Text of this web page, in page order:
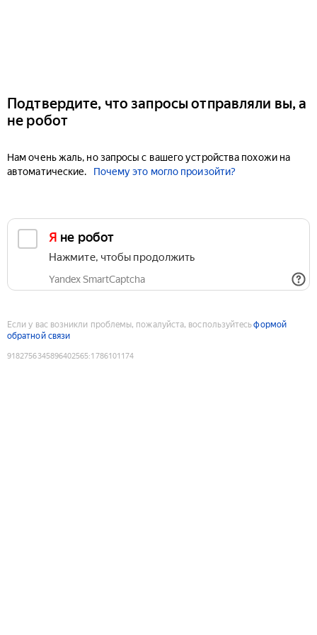
Подтвердите, что запросы отправляли вы, а
не робот
Нам очень жаль, но запросы с вашего устройства похожи на
автоматические.
Почему это могло произойти?
Я не робот
Нажмите, чтобы продолжить
Yandex SmartCaptcha
Если у вас возникли проблемы, пожалуйста, воспользуйтесьформой
обратной связи
9182756345896402565:1786101174